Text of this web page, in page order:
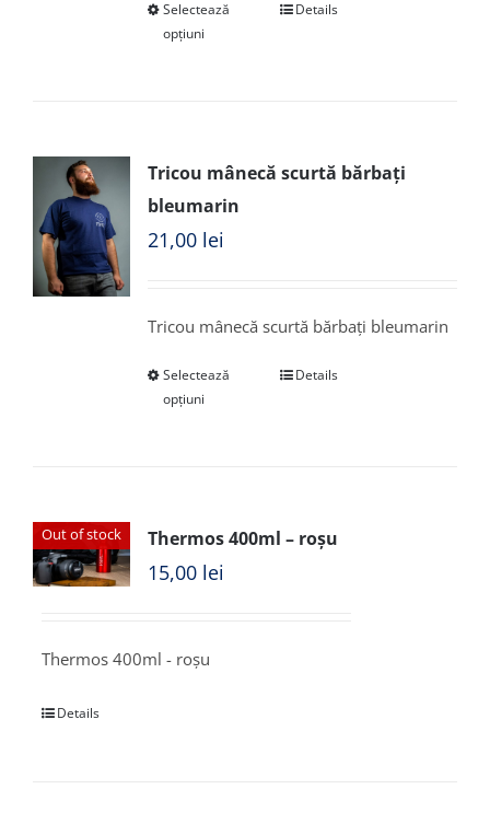
Selectează
opțiuni
Details
Tricou mânecă scurtă bărbați
bleumarin
21,00 lei
Tricou mânecă scurtă bărbați bleumarin
Selectează
opțiuni
Details
Out of stock Thermos 400ml – roșu
15,00 lei
Thermos 400ml - roșu
Details